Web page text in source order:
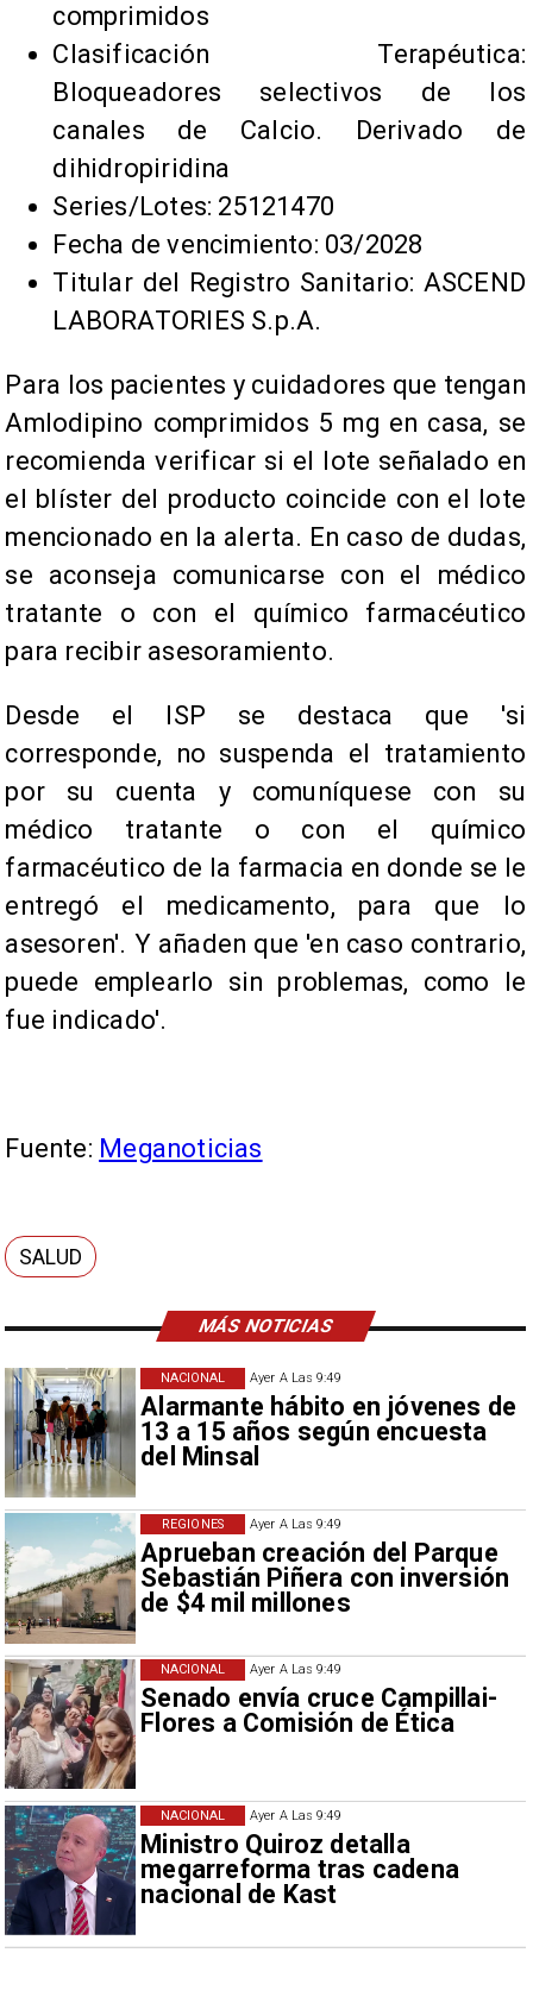
MÁS NOTICIAS
Ayer A Las 9:49
Alarmante hábito en jóvenes de
13 a 15 años según encuesta
del Minsal
NACIONAL
Ayer A Las 9:49
Aprueban creación del Parque
Sebastián Piñera con inversión
de $4 mil millones
REGIONES
Ayer A Las 9:49
Senado envía cruce Campillai-
Flores a Comisión de Ética
NACIONAL
Ayer A Las 9:49
Ministro Quiroz detalla
megarreforma tras cadena
nacional de Kast
NACIONAL
comprimidos
Clasificación Terapéutica:
Bloqueadores selectivos de los
canales de Calcio. Derivado de
dihidropiridina
Series/Lotes: 25121470
Fecha de vencimiento: 03/2028
Titular del Registro Sanitario: ASCEND
LABORATORIES S.p.A.
Para los pacientes y cuidadores que tengan
Amlodipino comprimidos 5 mg en casa, se
recomienda verificar si el lote señalado en
el blíster del producto coincide con el lote
mencionado en la alerta. En caso de dudas,
se aconseja comunicarse con el médico
tratante o con el químico farmacéutico
para recibir asesoramiento.
Desde el ISP se destaca que 'si
corresponde, no suspenda el tratamiento
por su cuenta y comuníquese con su
médico tratante o con el químico
farmacéutico de la farmacia en donde se le
entregó el medicamento, para que lo
asesoren'. Y añaden que 'en caso contrario,
puede emplearlo sin problemas, como le
fue indicado'.
Fuente: Meganoticias
SALUD